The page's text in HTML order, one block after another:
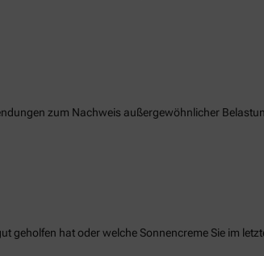
zum Nachweis außergewöhnlicher
geholfen hat oder welche Sonnencreme Sie im